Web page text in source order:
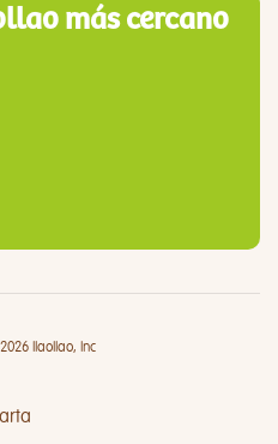
más cercano
llaollao, Inc